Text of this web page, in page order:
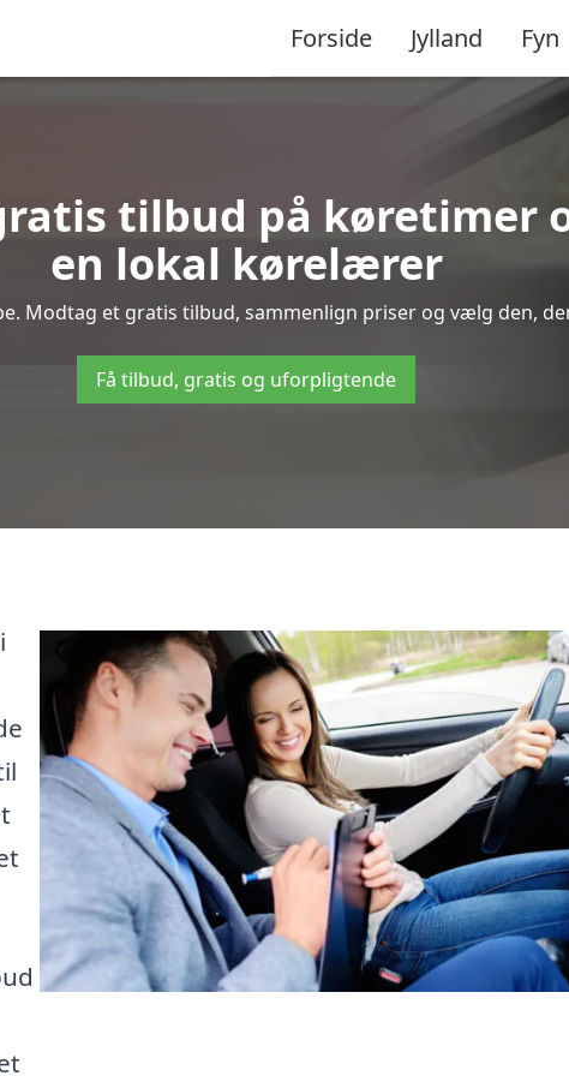
Forside Jylland Fyn
tilbud på køretimer
en lokal kørelærer
Modtag et gratis tilbud, sammenlign priser og vælg den,
Få tilbud, gratis og uforpligtende